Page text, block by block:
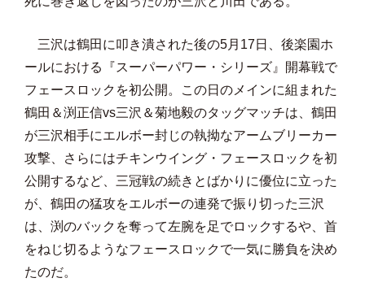
三沢は鶴田に叩き潰された後の5月17日、後楽園ホ
ールにおける『スーパーパワー・シリーズ』開幕戦で
フェースロックを初公開。この日のメインに組まれた
鶴田＆渕正信vs三沢＆菊地毅のタッグマッチは、鶴田
が三沢相手にエルボー封じの執拗なアームブリーカー
攻撃、さらにはチキンウイング・フェースロックを初
公開するなど、三冠戦の続きとばかりに優位に立った
が、鶴田の猛攻をエルボーの連発で振り切った三沢
は、渕のバックを奪って左腕を足でロックするや、首
をねじ切るようなフェースロックで一気に勝負を決め
たのだ。